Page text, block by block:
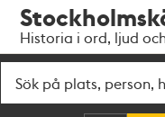
navigationen
huvudinnehållet
Historia i ord, ljud